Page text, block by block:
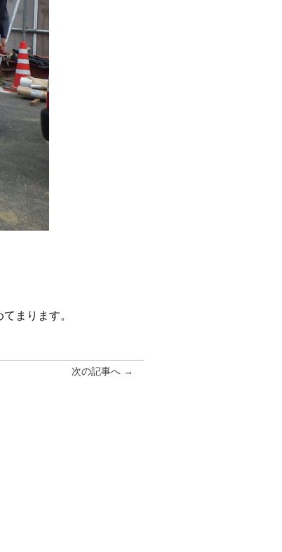
まります。
次の記事へ →